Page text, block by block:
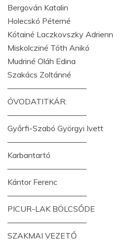
Bergován Katalin
Holecskó Péterné
Kótainé Laczkovszky Adrienn
Miskolcziné Tóth Anikó
Mudriné Oláh Edina
Szakács Zoltánné
——————————
ÓVODATITKÁR:
——————————
Győrfi-Szabó Györgyi Ivett
——————————
Karbantartó
——————————
Kántor Ferenc
——————————
PICUR-LAK BÖLCSŐDE
——————————
SZAKMAI VEZETŐ